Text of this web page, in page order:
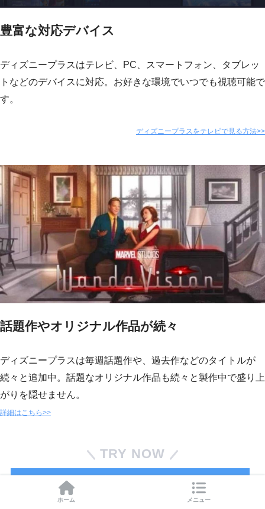
豊富な対応デバイス
ディズニープラスはテレビ、PC、スマートフォン、タブレッ
トなどのデバイスに対応。お好きな環境でいつでも視聴可能で
す。
ディズニープラスをテレビで見る方法>>
話題作やオリジナル作品が続々
ディズニープラスは毎週話題作や、過去作などのタイトルが
続々と追加中。話題なオリジナル作品も続々と製作中で盛り上
がりを隠せません。
詳細はこちら>>
TRY NOW
ディズニープラスを31日間無料で試す
ホーム メニュー